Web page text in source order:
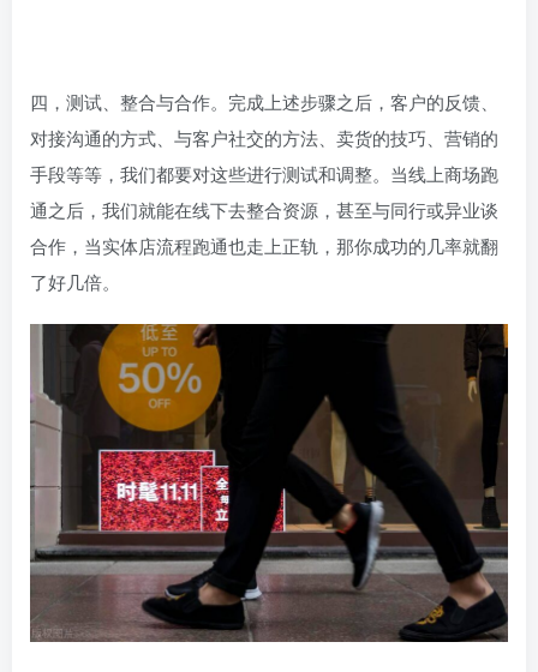
四，测试、整合与合作。完成上述步骤之后，客户的反馈、
对接沟通的方式、与客户社交的方法、卖货的技巧、营销的
手段等等，我们都要对这些进行测试和调整。当线上商场跑
通之后，我们就能在线下去整合资源，甚至与同行或异业谈
合作，当实体店流程跑通也走上正轨，那你成功的几率就翻
了好几倍。